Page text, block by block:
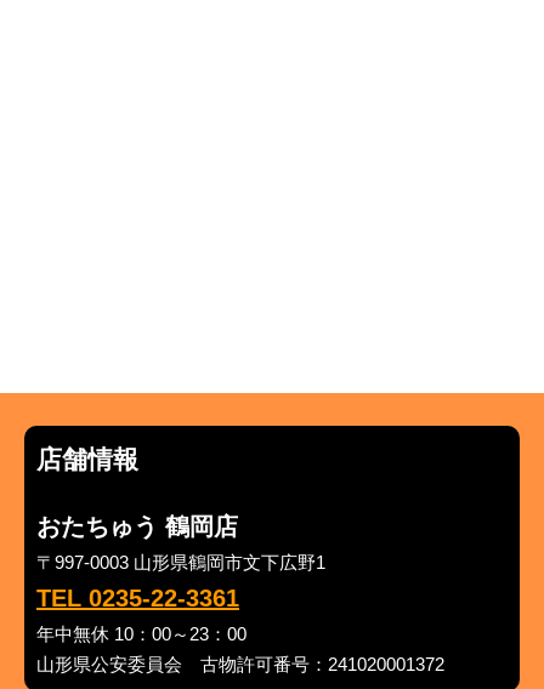
店舗情報
おたちゅう 鶴岡店
〒997-0003 山形県鶴岡市文下広野1
TEL 0235-22-3361
年中無休 10：00～23：00
山形県公安委員会 古物許可番号：241020001372